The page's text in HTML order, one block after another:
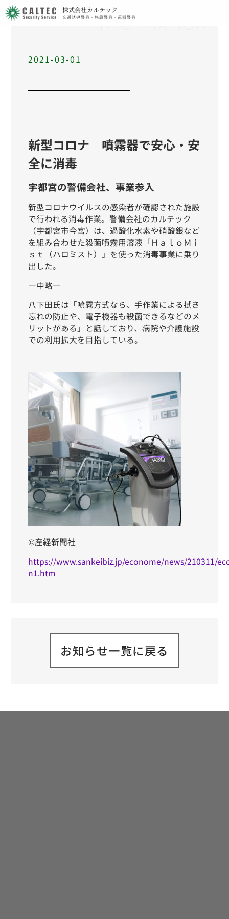
株式会社カルテック
交通誘導警備・施設警備・巡回警備
2021-03-01
新型コロナ 噴霧器で安心・安
全に消毒
宇都宮の警備会社、事業参入
新型コロナウイルスの感染者が確認された施設
で行われる消毒作業。警備会社のカルテック
（宇都宮市今宮）は、過酸化水素や硝酸銀など
を組み合わせた殺菌噴霧用溶液「ＨａｌｏＭｉ
ｓｔ（ハロミスト）」を使った消毒事業に乗り
出した。
―中略―
八下田氏は「噴霧方式なら、手作業による拭き
忘れの防止や、電子機器も殺菌できるなどのメ
リットがある」と話しており、病院や介護施設
での利用拡大を目指している。
©産経新聞社
https://www.sankeibiz.jp/econome/news/210311/
n1.htm
お知らせ一覧に戻る